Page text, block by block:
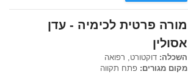
מורה פרטית לכימיה - עדן
אסולין
השכלה: דוקטורט, רפואה
מקום מגורים: פתח תקווה